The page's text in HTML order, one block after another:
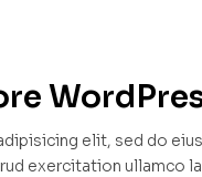
elit, sed do
exercitation ullamco